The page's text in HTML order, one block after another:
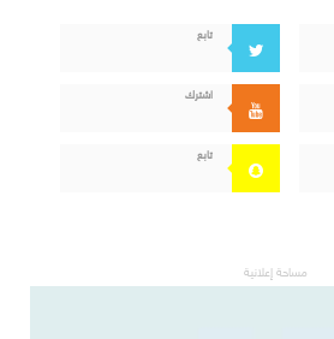
تابع
اشترك
تابع
مساحة إعلانية